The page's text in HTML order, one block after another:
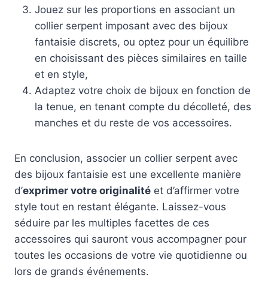
Jouez sur les proportions en associant un
collier serpent imposant avec des bijoux
fantaisie discrets, ou optez pour un équilibre
en choisissant des pièces similaires en taille
et en style,
Adaptez votre choix de bijoux en fonction de
la tenue, en tenant compte du décolleté, des
manches et du reste de vos accessoires.
En conclusion, associer un collier serpent avec
des bijoux fantaisie est une excellente manière
d’exprimer votre originalité et d’affirmer votre
style tout en restant élégante. Laissez-vous
séduire par les multiples facettes de ces
accessoires qui sauront vous accompagner pour
toutes les occasions de votre vie quotidienne ou
lors de grands événements.